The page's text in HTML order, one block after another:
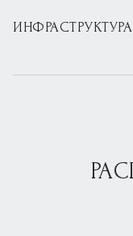
ИНФРАСТРУКТУРА